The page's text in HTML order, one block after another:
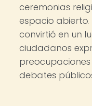
ceremonias
espacio abierto.
convirtió en un
ciudadanos
debates